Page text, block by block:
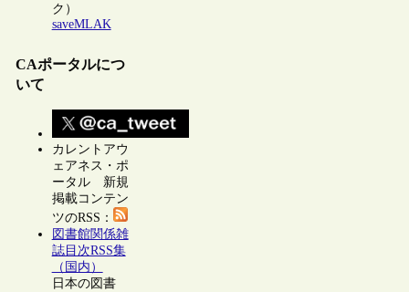
ク）
saveMLAK
CAポータルにつ
いて
カレントアウ
ェアネス・ポ
ータル 新規
掲載コンテン
ツのRSS：
図書館関係雑
誌目次RSS集
（国内）
日本の図書